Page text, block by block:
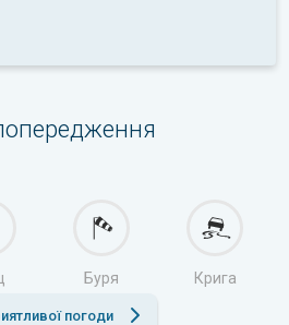
Буря Крига
погоди